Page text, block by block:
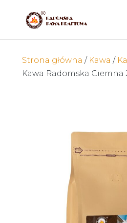
produktów
Strona główna / Kawa /
Kawa Radomska Ciemna